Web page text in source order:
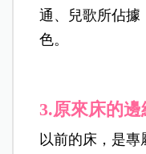
通、兒歌所佔據
色。
3.原來床的
以前的床，是專